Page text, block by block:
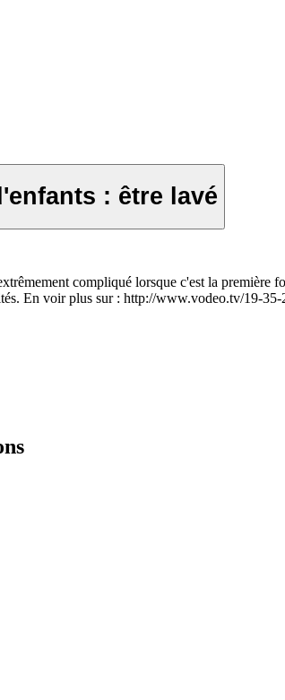
: être lavé
compliqué lorsque c'est la
En voir plus sur : http://www.vodeo.tv/19-